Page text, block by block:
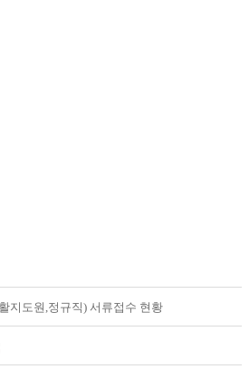
지도원,정규직) 서류접수 현황